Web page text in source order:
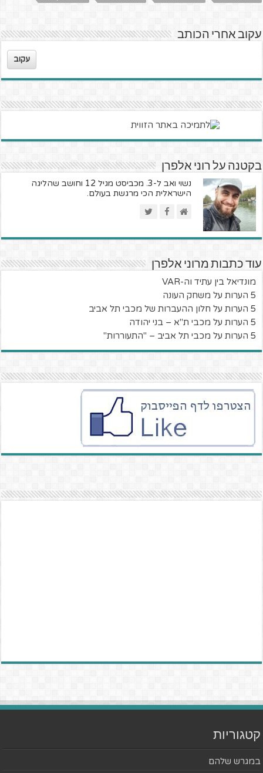
עקוב אחרי הכותב
עקוב
בקטנה על רוני אלפרן
נשוי ואב ל-3. מכביסט מגיל 12 וחושב שהליגה
הישראלית הכי מרגשת בעולם.
עוד כתבות מרוני אלפרן
מונדיאל בין עתיד וה-VAR
5 הערות על משחק העונה
5 הערות על חלון ההעברות של מכבי תל אביב
5 הערות על מכבי ת"א – בני יהודה
5 הערות על מכבי תל אביב – "התעוררות"
קטגוריות
במגרש שלהם